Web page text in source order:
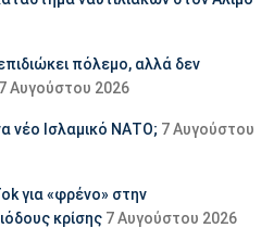
πόλεμο, αλλά δεν
7 Αυγούστου 2026
νέο Ισλαμικό ΝΑΤΟ; 7 Αυγούστου
για «φρένο» στην
κρίσης 7 Αυγούστου 2026